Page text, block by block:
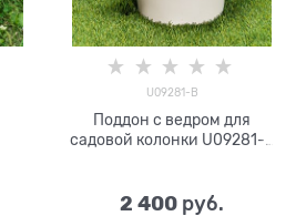
U09281-В
Поддон с ведром для
садовой колонки U09281-В
2 400 руб.